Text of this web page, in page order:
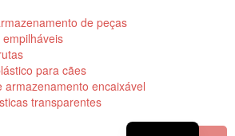
de peças
para cães
armazenamento encaixável
transparentes